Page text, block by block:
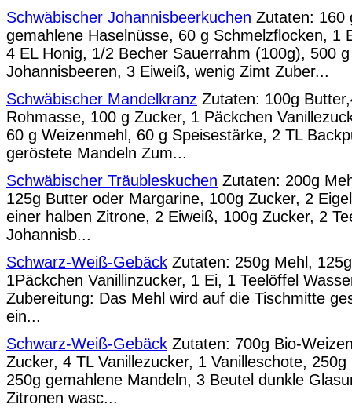
Schwäbischer Johannisbeerkuchen Zutaten: 160
gemahlene Haselnüsse, 60 g Schmelzflocken, 1
4 EL Honig, 1/2 Becher Sauerrahm (100g), 500
Johannisbeeren, 3 Eiweiß, wenig Zimt Zuber...
Schwäbischer Mandelkranz Zutaten: 100g
Rohmasse, 100 g Zucker, 1 Päckchen
60 g Weizenmehl, 60 g Speisestärke, 2 TL
geröstete Mandeln Zum...
Schwäbischer Träubleskuchen Zutaten: 200g
125g Butter oder Margarine, 100g Zucker, 2
einer halben Zitrone, 2 Eiweiß, 100g Zucker, 2
Johannisb...
Schwarz-Weiß-Gebäck Zutaten: 250g Mehl,
1Päckchen Vanillinzucker, 1 Ei, 1 Teelöffel
Zubereitung: Das Mehl wird auf die Tischmitte
ein...
Schwarz-Weiß-Gebäck Zutaten: 700g Bio-
Zucker, 4 TL Vanillezucker, 1 Vanilleschote,
250g gemahlene Mandeln, 3 Beutel dunkle
Zitronen wasc...